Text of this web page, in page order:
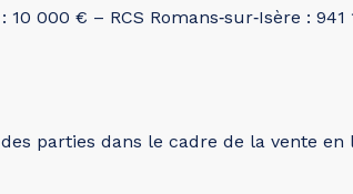
000 € – RCS Romans‑sur‑Isère :
parties dans le cadre de la vente